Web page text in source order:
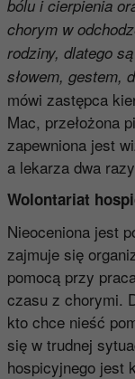
bólu i cierpienia
chorym w
rodziny, dlatego
słowem, gestem,
mówi zastępca
Mac, przełożona
zapewniona jest
a lekarza dwa
Wolontariat
Nieoceniona jest
zajmuje się
pomocą przy
czasu z chorymi.
kto chce nieść
się w trudnej
hospicyjnego jest